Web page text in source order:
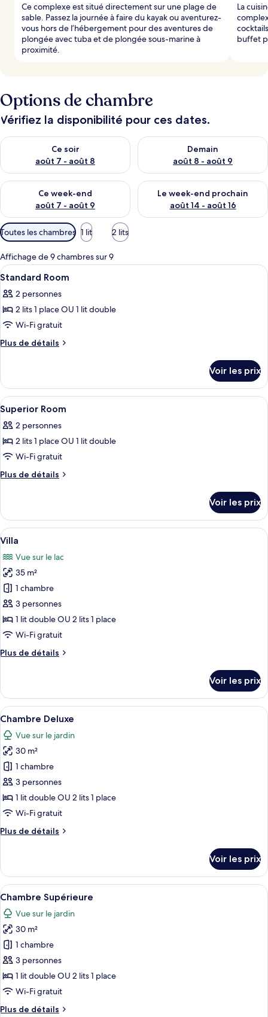
Ce complexe est situé directement sur une plage de
sable. Passez la journée à faire du kayak ou aventurez-
vous hors de l’hébergement pour des aventures de
plongée avec tuba et de plongée sous-marine à
proximité.
La
buffet
Options de chambre
Vérifiez la disponibilité pour ces dates.
Ce soir
août 7 - août 8
Vérifier la disponibilité pour ce soir août 7 - août 8
Demain
août 8 - août 9
Vérifier la disponibilité pour
Ce week-end
août 7 - août 9
Vérifier la disponibilité pour ce week-end août 7 - août 9
Le week-end prochain
août 14 - août 16
Vérifier la disponibilité pour
Filtres
disponibles
pour
les
chambres
Toutes les chambres 1 lit 2 lits
Affichage de 9 chambres sur 9
Afficher
toutes
les
photos
pour
ce
chambre :
Standard
Room
Salle de bain | Articles de toilette
5
Standard Room
2 personnes
2 lits 1 place OU 1 lit double
Wi-Fi gratuit
Plus de détails
Plus
le
type
de
chambre
Standard
Room
Voir les prix
Afficher
toutes
les
photos
pour
ce
chambre :
Superior
Room
Coffres-forts dans les chambres,
4
Superior Room
2 personnes
2 lits 1 place OU 1 lit double
Wi-Fi gratuit
Plus de détails
Plus
le
type
de
Superior
Room
Voir les prix
Afficher
toutes
les
photos
pour
ce
type
de
chambre :
Villa
Une chambre moderne avec un
14
Villa
Vue sur le lac
35 m²
1 chambre
3 personnes
1 lit double OU 2 lits 1 place
Wi-Fi gratuit
Plus de détails
Plus
le
type
de
Villa
Voir les prix
Afficher
toutes
les
photos
pour
ce
type
de
chambre :
Chambre
Un grand lit avec une tête de lit,
8
Chambre Deluxe
Vue sur le jardin
30 m²
1 chambre
3 personnes
1 lit double OU 2 lits 1 place
Wi-Fi gratuit
Plus de détails
Plus
le
type
de
Chambre
Deluxe
Voir les prix
Afficher
toutes
les
photos
pour
ce
type
de
chambre :
Chambre
Un hôtel à l’architecture à deux
6
Chambre Supérieure
Vue sur le jardin
30 m²
1 chambre
3 personnes
1 lit double OU 2 lits 1 place
Wi-Fi gratuit
Plus de détails
Plus